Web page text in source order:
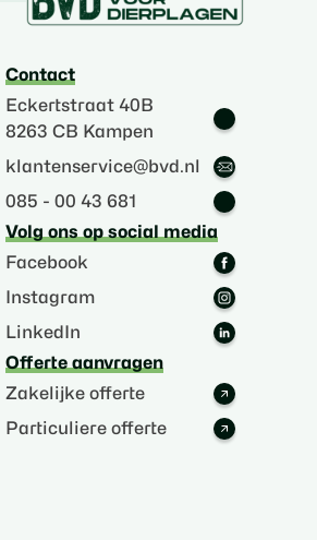
Contact
Eckertstraat 40B
8263 CB Kampen
klantenservice@bvd.nl
085 - 00 43 681
Volg ons op social media
Facebook
Instagram
LinkedIn
Offerte aanvragen
Zakelijke offerte
Particuliere offerte